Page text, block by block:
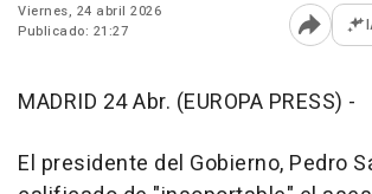
Viernes, 24 abril 2026
Publicado: 21:27
Abrir
MADRID 24 Abr. (EUROPA PRESS) -
El presidente del Gobierno, Pedro